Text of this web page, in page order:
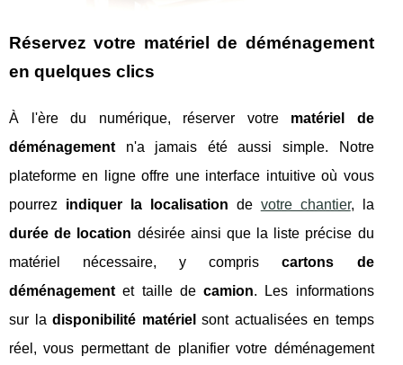
Réservez votre matériel de déménagement
en quelques clics
À l'ère du numérique, réserver votre matériel de
déménagement n'a jamais été aussi simple. Notre
plateforme en ligne offre une interface intuitive où vous
pourrez indiquer la localisation de votre chantier, la
durée de location désirée ainsi que la liste précise du
matériel nécessaire, y compriscartons de
déménagement et taille decamion. Les informations
sur ladisponibilité matériel sont actualisées en temps
réel, vous permettant de planifier votre déménagement